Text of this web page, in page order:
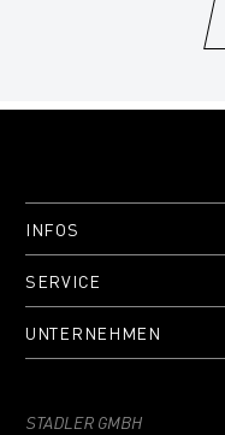
INFOS
SERVICE
UNTERNEHMEN
STADLER GMBH